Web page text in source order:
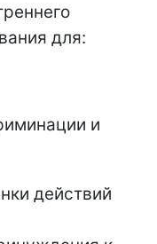
для:
и
действий